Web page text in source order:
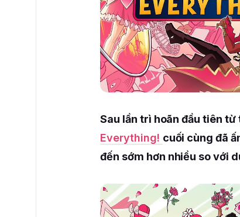
Sau lần trì hoãn đầu tiên
Everything! cuối cùng đã
đến sớm hơn nhiều so với